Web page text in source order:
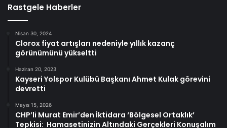
Rastgele Haberler
Nisan 30, 2024
Clorox fiyat artışları nedeniyle yıllık kazanç
görünümünü yükseltti
Haziran 20, 2023
Kayseri Yolspor Kulübü Başkanı Ahmet Kulak görevini
devretti
Mayıs 15, 2026
CHP’li Murat Emir’den İktidara ‘Bölgesel Ortaklık’
Tepkisi: Hamasetinizin Altındaki Gerçekleri Konuşalım